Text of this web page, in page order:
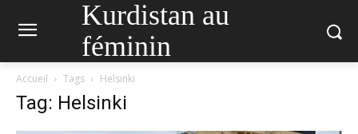
Kurdistan au
féminin
Accueil Tags Helsinki
Tag: Helsinki